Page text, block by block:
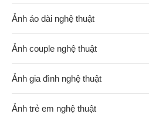
Ảnh áo dài nghệ thuật
Ảnh couple nghệ thuật
Ảnh gia đình nghệ thuật
Ảnh trẻ em nghệ thuật